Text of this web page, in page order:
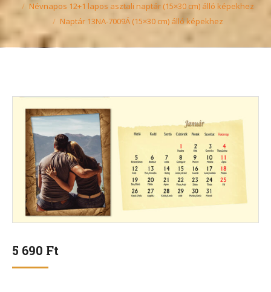
Névnapos 12+1 lapos asztali naptár (15×30 cm) álló képekhez
Naptár 13NA-7009Á (15×30 cm) álló képekhez
5 690 Ft